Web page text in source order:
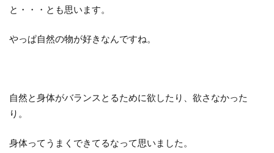
と・・・とも思います。
やっぱ自然の物が好きなんですね。
自然と身体がバランスとるために欲したり、欲さなかった
り。
身体ってうまくできてるなって思いました。